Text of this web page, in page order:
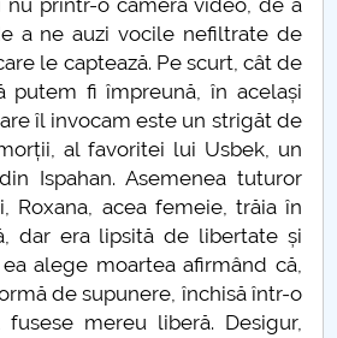
online
- lansare de carte
a Piteştiului (20 mai 1388)
nu printr-o cameră video, de a
a ne auzi vocile nefiltrate de
le captează. Pe scurt, cât de
putem fi împreună, în același
îl invocam este un strigăt de
al favoritei lui Usbek, un
Ispahan. Asemenea tuturor
Roxana, acea femeie, trăia în
dar era lipsită de libertate și
alege moartea afirmând că,
de supunere, închisă într-o
fusese mereu liberă. Desigur,